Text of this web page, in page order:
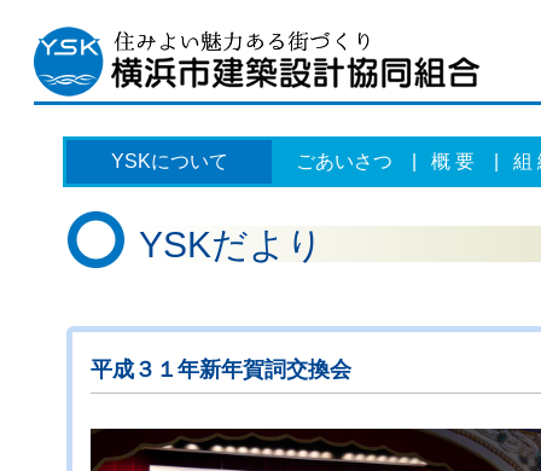
YSKについて ごあいさつ 概 要 組
YSKだより
平成３１年新年賀詞交換会